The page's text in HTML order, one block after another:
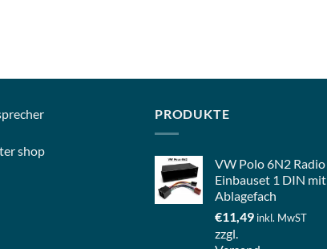
shop
PRODUKTE
VW Polo 6N2 Radio
Einbauset 1 DIN mit
Ablagefach
€11,49 inkl. MwST
zzgl.